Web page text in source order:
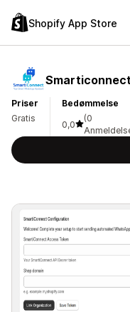
Shopify App Store
Priser
Gratis
Bedømmelse
0,0
(0